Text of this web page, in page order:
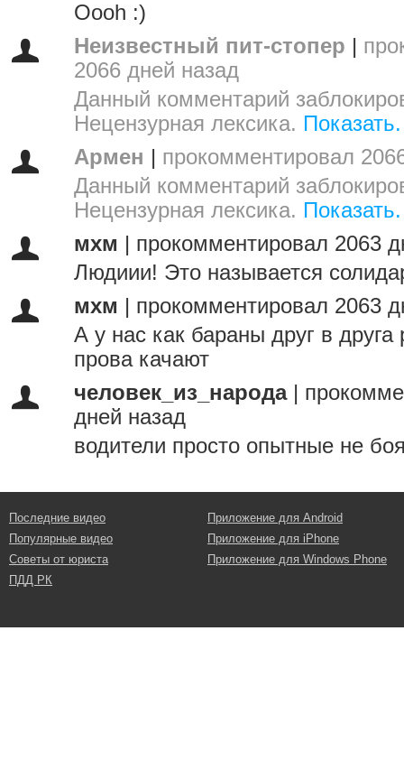
Oooh :)
Неизвестный пит-стопер
2066 дней назад
Данный комментарий
Нецензурная лексика. Показать.
Армен
прокомментировал
Данный комментарий
Нецензурная лексика. Показать.
мхм
прокомментировал 2063
Людиии! Это называется
мхм
прокомментировал 2063
А у нас как бараны друг в друга
прова качают
человек_из_народа|
дней назад
водители просто опытные не
Последние видео
Популярные видео
Советы от юриста
ПДД РК
Приложение для Android
Приложение для iPhone
Приложение для Windows Phone